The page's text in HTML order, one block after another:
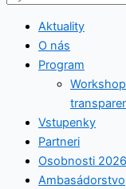
Aktuality
O nás
Program
Vstupenky
Partneri
Osobnosti 2026
Ambasádorstvo